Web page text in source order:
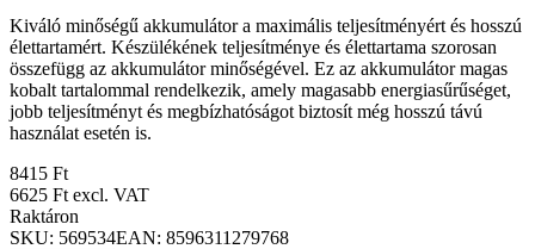
Kiváló minőségű akkumulátor a maximális teljesítményért és hosszú
élettartamért. Készülékének teljesítménye és élettartama szorosan
összefügg az akkumulátor minőségével. Ez az akkumulátor magas
kobalt tartalommal rendelkezik, amely magasabb energiasűrűséget,
jobb teljesítményt és megbízhatóságot biztosít még hosszú távú
használat esetén is.
8415 Ft
6625 Ft excl. VAT
Raktáron
SKU: 569534EAN: 8596311279768